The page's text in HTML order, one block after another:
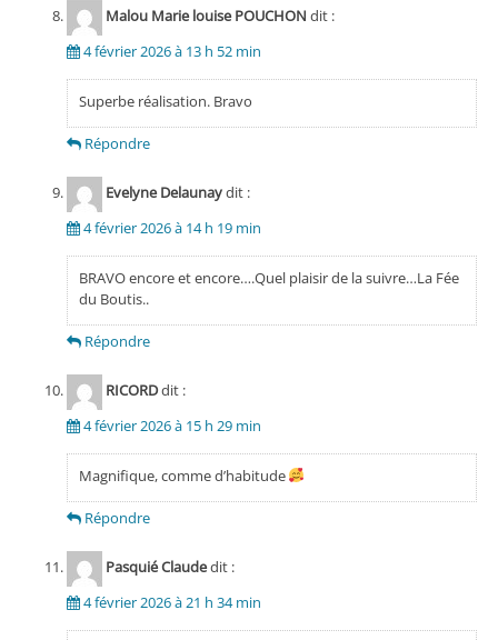
Malou Marie louise POUCHON dit :
4 février 2026 à 13 h 52 min
Superbe réalisation. Bravo
Répondre
Evelyne Delaunaydit :
4 février 2026 à 14 h 19 min
BRAVO encore et encore….Quel plaisir de la suivre…La Fée
du Boutis..
Répondre
RICORDdit :
4 février 2026 à 15 h 29 min
Magnifique, comme d’habitude
Répondre
Pasquié Claudedit :
4 février 2026 à 21 h 34 min